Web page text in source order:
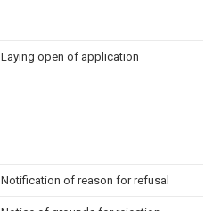
Laying open of application
Notification of reason for refusal